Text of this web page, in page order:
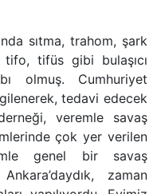
sıtma, trahom, şark
tifo, tifüs gibi bulaşıcı
olmuş. Cumhuriyet
tedavi edecek
veremle savaş
çok yer verilen
genel bir savaş
zaman